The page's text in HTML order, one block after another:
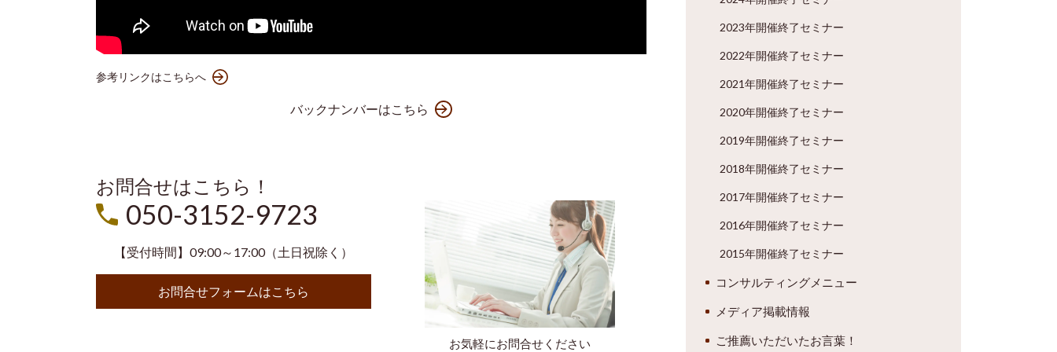
参考リンクはこちらへ
バックナンバーはこちら
お問合せはこちら！
お気軽にお問合せください
050-3152-9723
【受付時間】09:00～17:00（土日祝除く）
お問合せフォームはこちら
2023年開催終了セミナー
2022年開催終了セミナー
2021年開催終了セミナー
2020年開催終了セミナー
2019年開催終了セミナー
2018年開催終了セミナー
2017年開催終了セミナー
2016年開催終了セミナー
2015年開催終了セミナー
コンサルティングメニュー
メディア掲載情報
ご推薦いただいたお言葉！